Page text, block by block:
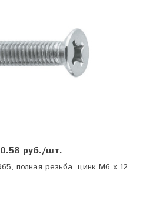
0.58 руб./шт.
полная резьба, цинк М6 х 12